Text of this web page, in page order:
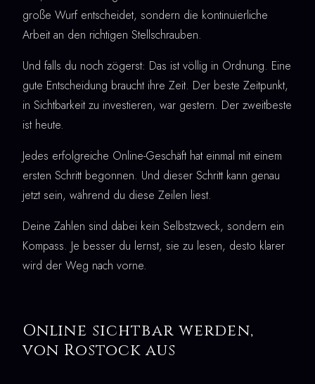
große Wurf entscheidet, sondern die kontinuierliche
Arbeit an den richtigen Stellschrauben.
Und falls du noch zögerst: Das ist völlig in Ordnung. Eine
gute Entscheidung braucht ihre Zeit. Der beste Zeitpunkt,
in Sichtbarkeit zu investieren, war gestern. Der zweitbeste
ist heute.
Jedes erfolgreiche Online-Geschäft hat einmal mit einem
ersten Schritt begonnen. Und dieser Schritt kann genau
jetzt sein, während du diese Zeilen liest.
Deine Zahlen sind dabei kein Selbstzweck, sondern ein
Kompass. Je besser du lernst, sie zu lesen, desto klarer
wird der Weg nach vorne.
Online sichtbar werden,
von Rostock aus